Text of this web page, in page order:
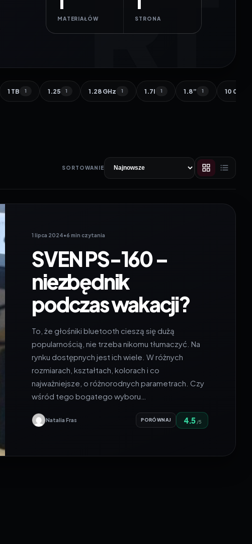
MATERIAŁÓW STRONA
1 TB 1 1.25 1 1.28 GHz 1 1.7l 1 1.8” 1 10 000
SORTOWANIE
1 lipca 2024•6 min czytania
SVEN PS-160 –
niezbędnik
podczas wakacji?
To, że głośniki bluetooth cieszą się dużą
popularnością, nie trzeba nikomu tłumaczyć. Na
rynku dostępnych jest ich wiele. W różnych
rozmiarach, kształtach, kolorach i co
najważniejsze, o różnorodnych parametrach. Czy
wśród tego bogatego wyboru…
Natalia Fras PORÓWNAJ 4.5 /5